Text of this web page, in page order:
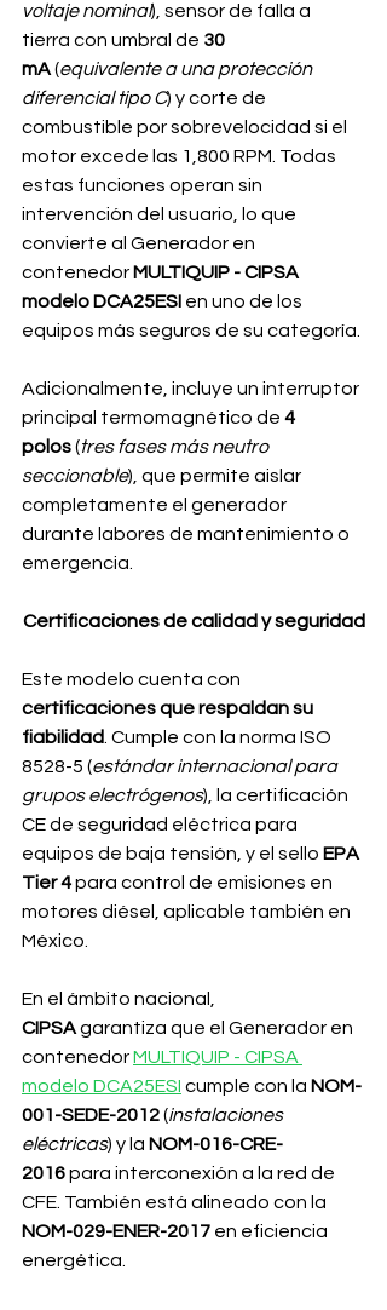
voltaje nominal), sensor de falla a
tierra con umbral de 30
mA (equivalente a una protección
diferencial tipo C) y corte de
combustible por sobrevelocidad si el
motor excede las 1,800 RPM. Todas
estas funciones operan sin
intervención del usuario, lo que
convierte al Generador en
contenedor MULTIQUIP - CIPSA
modelo DCA25ESI en uno de los
equipos más seguros de su categoría.
Adicionalmente, incluye un interruptor
principal termomagnético de 4
polos (tres fases más neutro
seccionable), que permite aislar
completamente el generador
durante labores de mantenimiento o
emergencia.
Certificaciones de calidad y seguridad
Este modelo cuenta con
certificaciones que respaldan su
fiabilidad . Cumple con la norma ISO
8528-5 (estándar internacional para
grupos electrógenos), la certificación
CE de seguridad eléctrica para
equipos de baja tensión, y el sello EPA
Tier 4 para control de emisiones en
motores diésel, aplicable también en
México.
En el ámbito nacional,
CIPSA garantiza que el Generador en
contenedor MULTIQUIP - CIPSA
modelo DCA25ESI cumple con la NOM-
001-SEDE-2012 (instalaciones
eléctricas) y la NOM-016-CRE-
2016 para interconexión a la red de
CFE. También está alineado con la
NOM-029-ENER-2017 en eficiencia
energética.